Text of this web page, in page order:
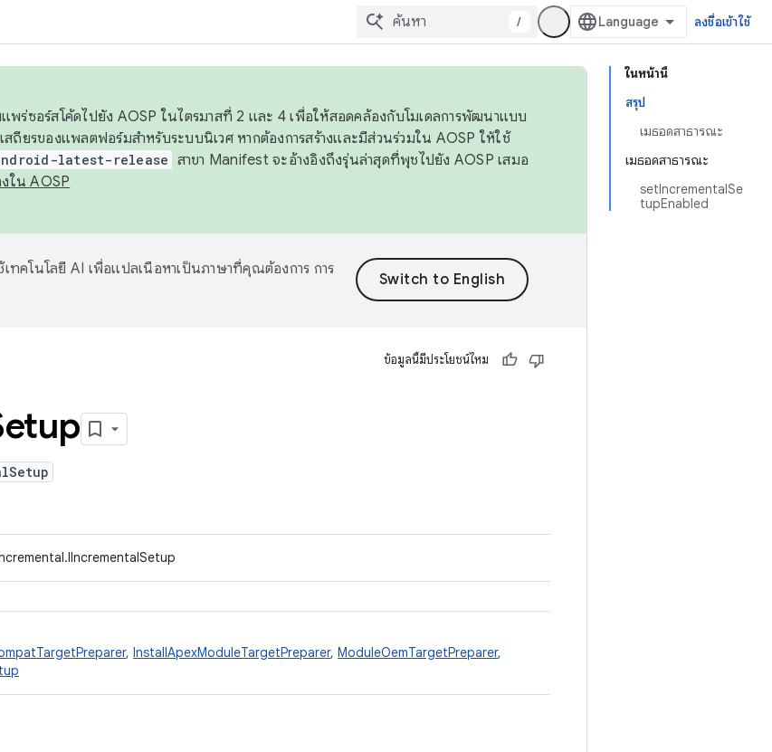
/ ลงชื่อเข้าใช้
ในหน้านี้
สรุป
เมธอดสาธารณะ
เมธอดสาธารณะ
setIncrementalSe
tupEnabled
พร่ซอร์สโค้ดไปยัง AOSP ในไตรมาสที่ 2 และ 4 เพื่อให้สอดคล้องกับโมเดลการพัฒนาแบบ
ถียรของแพลตฟอร์มสำหรับระบบนิเวศ หากต้องการสร้างและมีส่วนร่วมใน AOSP ให้ใช้
latest-release สาขา Manifest จะอ้างอิงถึงรุ่นล่าสุดที่พุชไปยัง AOSP เสมอ
ใน AOSP
ทคโนโลยี AI เพื่อแปลเนื้อหาเป็นภาษาที่คุณต้องการ การ
ข้อมูลนี้มีประโยชน์ไหม
, InstallApexModuleTargetPreparer, ModuleOemTargetPreparer,